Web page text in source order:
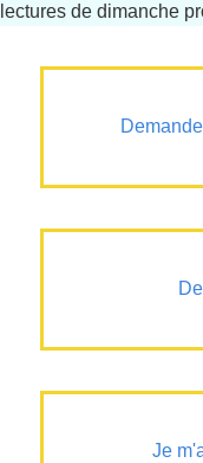
lectures de dimanche
Je